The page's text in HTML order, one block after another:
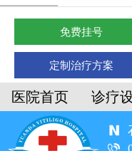
免费挂号
定制治疗方案
医院首页 诊疗